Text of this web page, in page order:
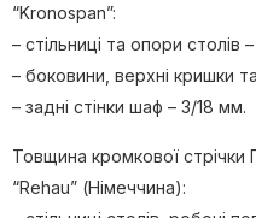
“Kronospan”:
– стільниці та опори столів
– боковини, верхні кришки
– задні стінки шаф – 3/18 мм.
Товщина кромкової стрічки
“Rehau” (Німеччина):